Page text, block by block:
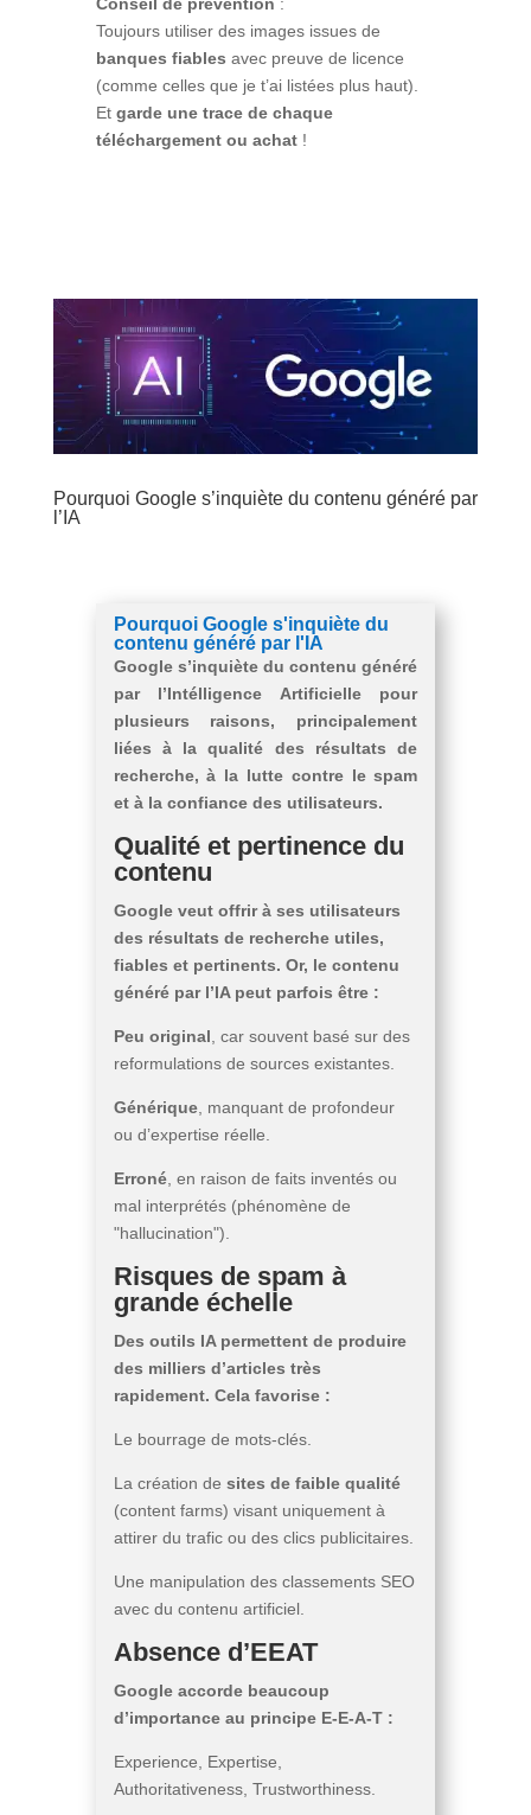
Toujours utiliser des images issues de
banques fiables avec preuve de licence
(comme celles que je t’ai listées plus haut).
Et garde une trace de chaque
téléchargement ou achat!
Pourquoi Google s’inquiète du contenu généré par
l’IA
Pourquoi Google s'inquiète du
contenu généré par l'IA
Google s’inquiète du contenu généré
par l’Intélligence Artificielle pour
plusieurs raisons, principalement
liées à la qualité des résultats de
recherche, à la lutte contre le spam
et à la confiance des utilisateurs.
Qualité et pertinence du
contenu
Google veut offrir à ses utilisateurs
des résultats de recherche utiles,
fiables et pertinents. Or, le contenu
généré par l’IA peut parfois être :
Peu original , car souvent basé sur des
reformulations de sources existantes.
Générique, manquant de profondeur
ou d’expertise réelle.
Erroné, en raison de faits inventés ou
mal interprétés (phénomène de
"hallucination").
Risques de spam à
grande échelle
Des outils IA permettent de produire
des milliers d’articles très
rapidement. Cela favorise :
Le bourrage de mots-clés.
La création de sites de faible qualité
(content farms) visant uniquement à
attirer du trafic ou des clics publicitaires.
Une manipulation des classements SEO
avec du contenu artificiel.
Absence d’EEAT
Google accorde beaucoup
d’importance au principe E-E-A-T :
Experience, Expertise,
Authoritativeness, Trustworthiness.